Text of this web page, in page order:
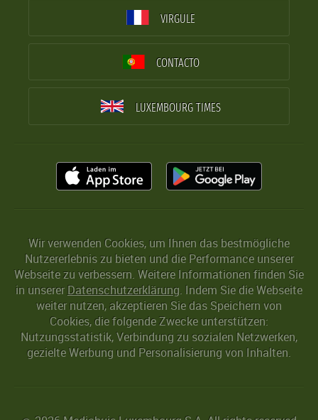
VIRGULE
CONTACTO
LUXEMBOURG TIMES
Wir verwenden Cookies, um Ihnen das bestmögliche
Nutzererlebnis zu bieten und die Performance unserer
Webseite zu verbessern. Weitere Informationen finden Sie
in unserer Datenschutzerklärung. Indem Sie die Webseite
weiter nutzen, akzeptieren Sie das Speichern von
Cookies, die folgende Zwecke unterstützen:
Nutzungsstatistik, Verbindung zu sozialen Netzwerken,
gezielte Werbung und Personalisierung von Inhalten.